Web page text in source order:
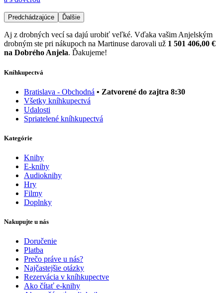
Predchádzajúce Ďalšie
Aj z drobných vecí sa dajú urobiť veľké. Vďaka vašim Anjelským
drobným ste pri nákupoch na Martinuse darovali už 1 501 406,00 €
na Dobrého Anjela. Ďakujeme!
Kníhkupectvá
Bratislava - Obchodná • Zatvorené do zajtra 8:30
Všetky kníhkupectvá
Udalosti
Spriatelené kníhkupectvá
Kategórie
Knihy
E-knihy
Audioknihy
Hry
Filmy
Doplnky
Nakupujte u nás
Doručenie
Platba
Prečo práve u nás?
Najčastejšie otázky
Rezervácia v kníhkupectve
Ako čítať e-knihy